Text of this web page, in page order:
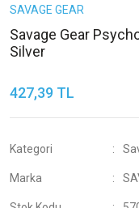
SAVAGE GEAR
Savage Gear
Silver
427,39 TL
Kategori
Marka